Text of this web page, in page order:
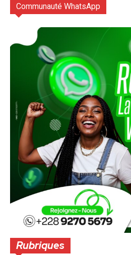
Communauté WhatsApp
Rubriques